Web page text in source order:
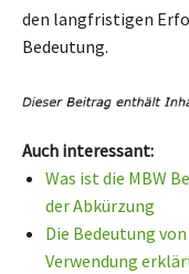
den langfristigen
Bedeutung.
Auch interessant:
Was ist die MBW
der Abkürzung
Die Bedeutung
Verwendung